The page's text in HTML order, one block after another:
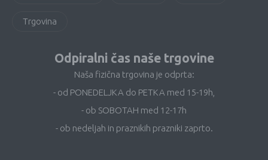
Trgovina
Odpiralni čas naše trgovine
Naša fizična trgovina je odprta:
- od PONEDELJKA do PETKA med 15-19h,
- ob SOBOTAH med 12-17h
- ob nedeljah in praznikih prazniki zaprto.